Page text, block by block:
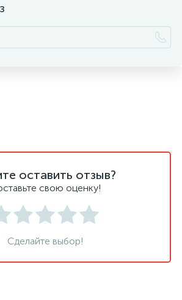
оставить отзыв?
свою оценку!
Сделайте выбор!